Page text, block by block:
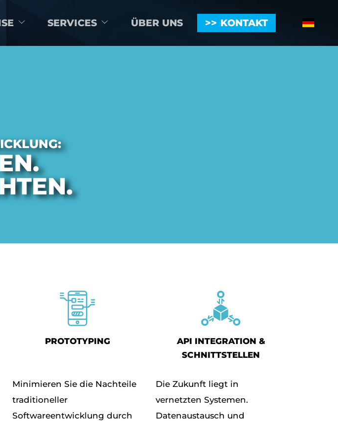
SERVICES ÜBER UNS KONTAKT
PROTOTYPING
Minimieren Sie die Nachteile
traditioneller
Softwareentwicklung durch
API INTEGRATION &
SCHNITTSTELLEN
Die Zukunft liegt in
vernetzten Systemen.
Datenaustausch und